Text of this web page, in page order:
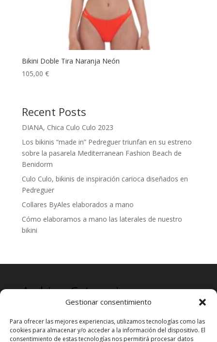
Gestionar consentimiento
Para ofrecer las mejores experiencias, utilizamos tecnologías como las
cookies para almacenar y/o acceder a la información del dispositivo. El
consentimiento de estas tecnologías nos permitirá procesar datos
Bikini Doble Tira Naranja Neón
105,00 €
Recent Posts
DIANA, Chica Culo Culo 2023
Los bikinis “made in” Pedreguer triunfan en su estreno
sobre la pasarela Mediterranean Fashion Beach de
Benidorm
Culo Culo, bikinis de inspiración carioca diseñados en
Pedreguer
Collares ByAles elaborados a mano
Cómo elaboramos a mano las laterales de nuestro
bikini
ArchivesCategories
Prensa